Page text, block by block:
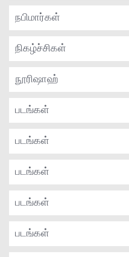
நபிமார்கள்
நிகழ்ச்சிகள்
நூரிஷாஹ்
படங்கள்
படங்கள்
படங்கள்
படங்கள்
படங்கள்